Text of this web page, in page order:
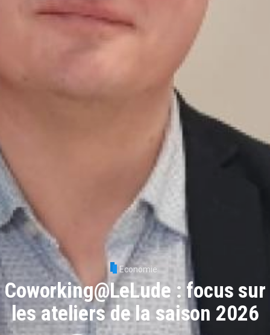
Economie
Coworking@LeLude : focus sur
les ateliers de la saison 2026